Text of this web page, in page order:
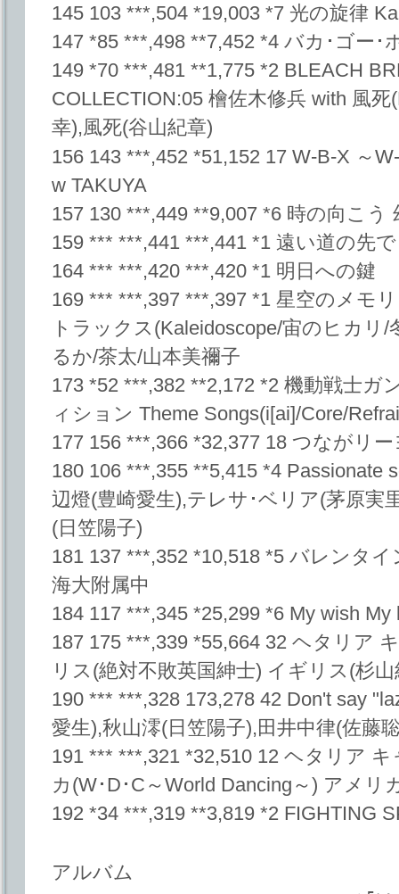
145 103 ***,504 *19,003 *7 光の旋律
147 *85 ***,498 **7,452 *4 バカ･ゴー･
149 *70 ***,481 **1,775 *2 BLEACH
COLLECTION:05 檜佐木修兵 with 風
幸),風死(谷山紀章)
156 143 ***,452 *51,152 17 W-B-X ～
w TAKUYA
157 130 ***,449 **9,007 *6 時の向こう
159 *** ***,441 ***,441 *1 遠い道の先で
164 *** ***,420 ***,420 *1 明日への鍵
169 *** ***,397 ***,397 *1 星空のメモ
トラックス(Kaleidoscope/宙のヒカリ
るか/茶太/山本美禰子
173 *52 ***,382 **2,172 *2 機動戦士ガ
ィション Theme Songs(i[ai]/Core/
177 156 ***,366 *32,377 18 つながリ
180 106 ***,355 **5,415 *4 Passionate
辺燈(豊崎愛生),テレサ･ベリア(茅原実
(日笠陽子)
181 137 ***,352 *10,518 *5 バレンタ
海大附属中
184 117 ***,345 *25,299 *6 My wish
187 175 ***,339 *55,664 32 ヘタリア
リス(絶対不敗英国紳士) イギリス(杉
190 *** ***,328 173,278 42 Don't say
愛生),秋山澪(日笠陽子),田井中律(佐藤
191 *** ***,321 *32,510 12 ヘタリア
カ(W･D･C～World Dancing～) アメリ
192 *34 ***,319 **3,819 *2 FIGHTING
アルバム